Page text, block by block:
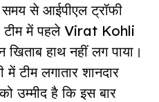
समय से आईपीएल ट्रॉफी
टीम में पहले Virat Kohli
हाथ नहीं लग पाया।
टीम लगातार शानदार
उम्मीद है कि इस बार